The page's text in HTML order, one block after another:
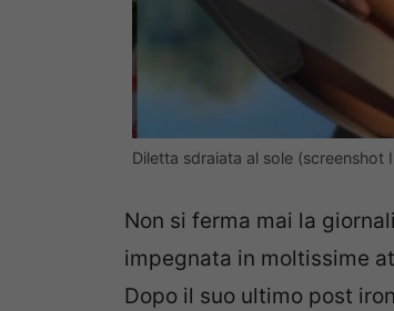
Diletta sdraiata al sole (screenshot
Non si ferma mai la
impegnata in moltissime
Dopo il suo ultimo post